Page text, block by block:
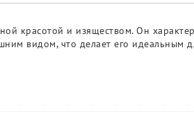
красотой и изяществом. Он
видом, что делает его идеальным